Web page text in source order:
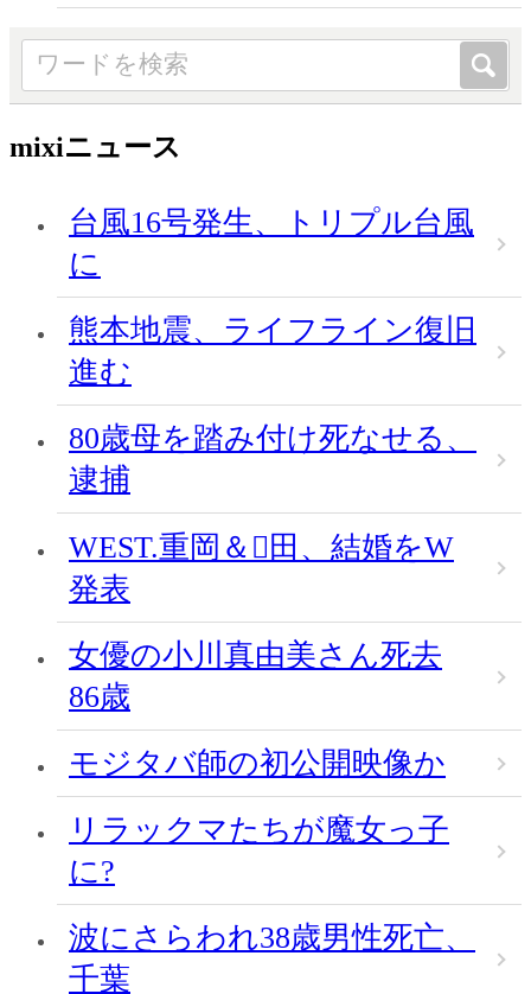
mixiニュース
台風16号発生、トリプル台風
に
熊本地震、ライフライン復旧
進む
80歳母を踏み付け死なせる、
逮捕
WEST.重岡＆田、結婚をW
発表
女優の小川真由美さん死去
86歳
モジタバ師の初公開映像か
リラックマたちが魔女っ子
に?
波にさらわれ38歳男性死亡、
千葉